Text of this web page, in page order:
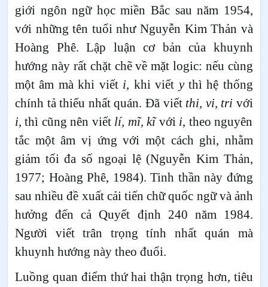
giới ngôn ngữ học miền Bắc sau năm 1954,
với những tên tuổi như Nguyễn Kim Thản và
Hoàng Phê. Lập luận cơ bản của khuynh
hướng này rất chặt chẽ về mặt logic: nếu cùng
một âm mà khi viết i, khi viết ythì hệ thống
chính tả thiếu nhất quán. Đã viếtthi, vi, tri với
i, thì cũng nên viết lí, mĩ, kĩvới i, theo nguyên
tắc một âm vị ứng với một cách ghi, nhằm
giảm tối đa số ngoại lệ (Nguyễn Kim Thản,
1977; Hoàng Phê, 1984). Tinh thần này đứng
sau nhiều đề xuất cải tiến chữ quốc ngữ và ảnh
hưởng đến cả Quyết định 240 năm 1984.
Người viết trân trọng tính nhất quán mà
khuynh hướng này theo đuổi.
Luồng quan điểm thứ hai thận trọng hơn, tiêu